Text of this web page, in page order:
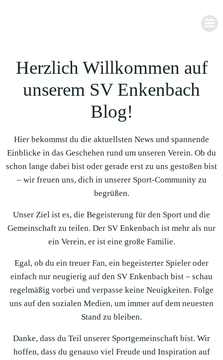
Herzlich Willkommen auf
unserem SV Enkenbach
Blog!
Hier bekommst du die aktuellsten News und spannende
Einblicke in das Geschehen rund um unseren Verein. Ob du
schon lange dabei bist oder gerade erst zu uns gestoßen bist
– wir freuen uns, dich in unserer Sport-Community zu
begrüßen.
Unser Ziel ist es, die Begeisterung für den Sport und die
Gemeinschaft zu teilen. Der SV Enkenbach ist mehr als nur
ein Verein, er ist eine große Familie.
Egal, ob du ein treuer Fan, ein begeisterter Spieler oder
einfach nur neugierig auf den SV Enkenbach bist – schau
regelmäßig vorbei und verpasse keine Neuigkeiten. Folge
uns auf den sozialen Medien, um immer auf dem neuesten
Stand zu bleiben.
Danke, dass du Teil unserer Sportgemeinschaft bist. Wir
hoffen, dass du genauso viel Freude und Inspiration auf